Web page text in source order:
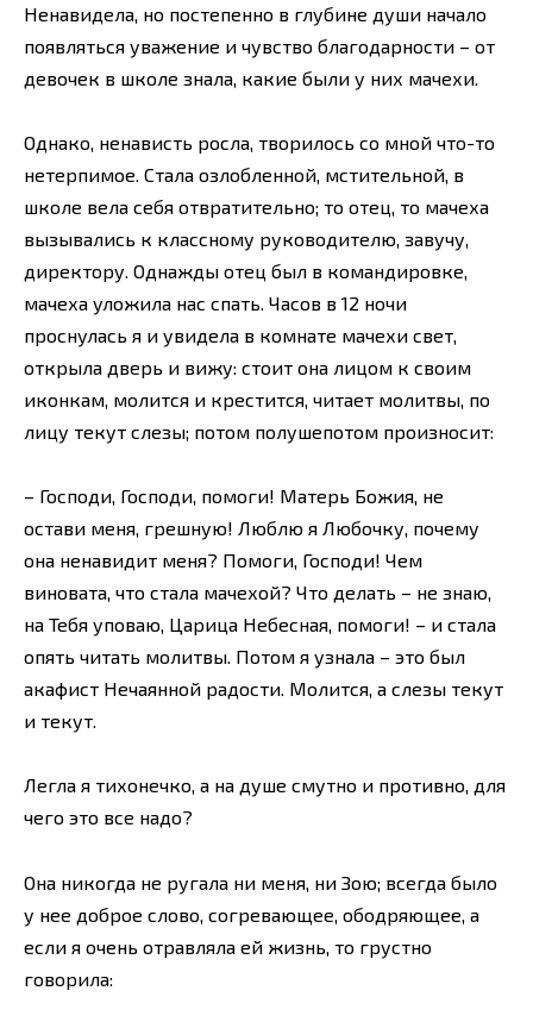
Ненавидела, но постепенно в глубине души начало
появляться уважение и чувство благодарности – от
девочек в школе знала, какие были у них мачехи.
Однако, ненависть росла, творилось со мной что-то
нетерпимое. Стала озлобленной, мстительной, в
школе вела себя отвратительно; то отец, то мачеха
вызывались к классному руководителю, завучу,
директору. Однажды отец был в командировке,
мачеха уложила нас спать. Часов в 12 ночи
проснулась я и увидела в комнате мачехи свет,
открыла дверь и вижу: стоит она лицом к своим
иконкам, молится и крестится, читает молитвы, по
лицу текут слезы; потом полушепотом произносит:
– Господи, Господи, помоги! Матерь Божия, не
остави меня, грешную! Люблю я Любочку, почему
она ненавидит меня? Помоги, Господи! Чем
виновата, что стала мачехой? Что делать – не знаю,
на Тебя уповаю, Царица Небесная, помоги! – и стала
опять читать молитвы. Потом я узнала – это был
акафист Нечаянной радости. Молится, а слезы текут
и текут.
Легла я тихонечко, а на душе смутно и противно, для
чего это все надо?
Она никогда не ругала ни меня, ни Зою; всегда было
у нее доброе слово, согревающее, ободряющее, а
если я очень отравляла ей жизнь, то грустно
говорила: